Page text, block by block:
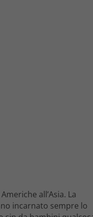
all’Asia. La
incarnato sempre lo